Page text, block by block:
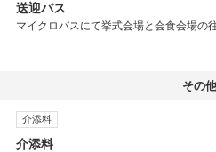
送迎バス
マイクロバスにて挙式会場と会食会場の
その他
介添料
介添料